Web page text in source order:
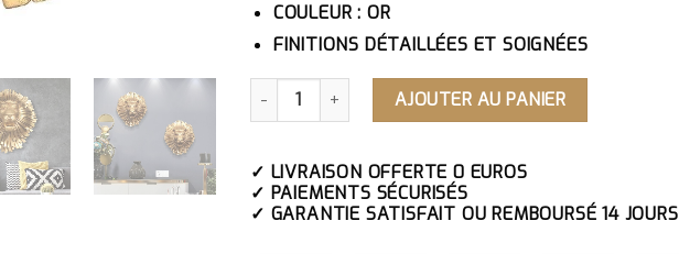
COULEUR : OR
FINITIONS DÉTAILLÉES ET SOIGNÉES
QUANTITÉ DE STATUE LION MURALE
AJOUTER AU PANIER
✓ LIVRAISON OFFERTE 0 EUROS
✓ PAIEMENTS SÉCURISÉS
✓ GARANTIE SATISFAIT OU REMBOURSÉ 14 JOURS